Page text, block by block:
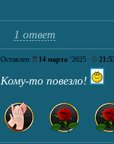
1 ответ
Оставлен: 14 марта ’2025
Кому-то повезло!